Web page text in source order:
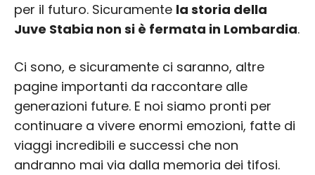
per il futuro. Sicuramente la storia della
Juve Stabia non si è fermata in Lombardia.
Ci sono, e sicuramente ci saranno, altre
pagine importanti da raccontare alle
generazioni future. E noi siamo pronti per
continuare a vivere enormi emozioni, fatte di
viaggi incredibili e successi che non
andranno mai via dalla memoria dei tifosi.